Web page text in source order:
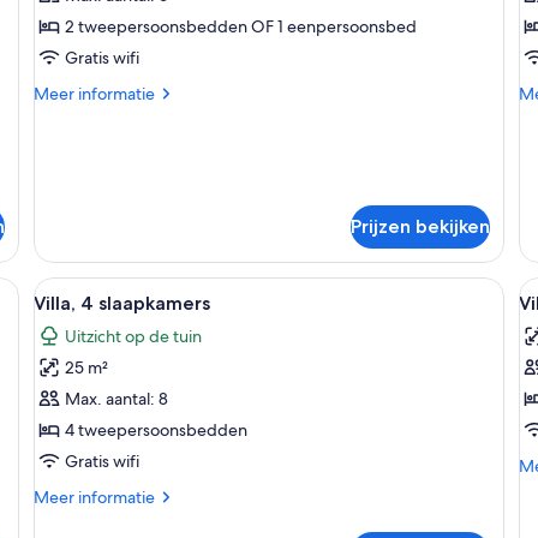
laden2 tweepersoonsbedden OF 1 eenpersoonsbed
Gratis wifi
Meer informatie
Meer
Prijzen bekijken
een nachtkastje, een bureau, een stoel en een raam met gordijnen.
Alle
foto's
voor
Villa,
4
slaapkamers
laden
Een slaapkamer met een
5
Villa, 4 slaapkamers
Uitzicht op de tuin
25 m²
Max. aantal: 8
4 tweepersoonsbedden
Gratis wifi
Meer informatie
Meer
3